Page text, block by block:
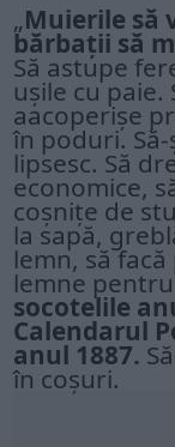
„Muierile să
bărbații să
Să astupe
ușile cu
aacoperișe
în poduri.
lipsesc. Să
economice,
coșnițe de
la sapă,
lemn, să
lemne
socotelile
Calendarul
anul 1887.
în coșuri.